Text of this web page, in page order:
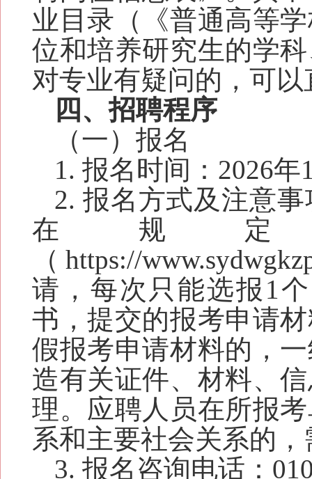
业目录（《普通高等
位和培养研究生的学
对专业有疑问的，可
四、招聘程序
（一）报名
1. 报名时间：2026年
2. 报名方式及注意
在规
（https://
请 ，每次只能选报 1个
书，提交的报考申请
假报考申请材料的，
造有关证件、材料、
理。 应聘人员在所报
系和主要社会关系的
3. 报名咨询电话：